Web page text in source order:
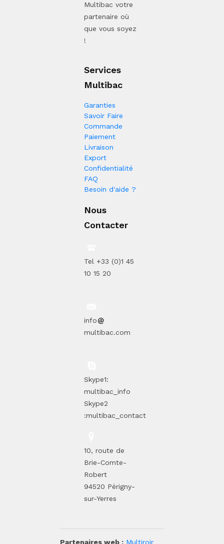
Multibac votre
partenaire où
que vous soyez
!
Services
Multibac
Garanties
Savoir Faire
Commande
Paiement
Livraison
Export
Confidentialité
FAQ
Besoin d'aide ?
Nous
Contacter
Tel +33 (0)1 45
10 15 20
info
multibac.com
Skype1:
multibac_info
Skype2
:multibac_contact
10, route de
Brie-Comte-
Robert
94520 Périgny-
sur-Yerres
Partenaires web : Multiroir